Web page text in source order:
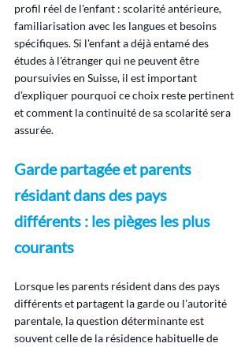
profil réel de l'enfant : scolarité antérieure,
familiarisation avec les langues et besoins
spécifiques. Si l'enfant a déjà entamé des
études à l'étranger qui ne peuvent être
poursuivies en Suisse, il est important
d'expliquer pourquoi ce choix reste pertinent
et comment la continuité de sa scolarité sera
assurée.
Garde partagée et parents
résidant dans des pays
différents : les pièges les plus
courants
Lorsque les parents résident dans des pays
différents et partagent la garde ou l'autorité
parentale, la question déterminante est
souvent celle de la résidence habituelle de